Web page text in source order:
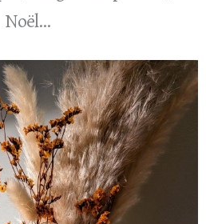
Noël…